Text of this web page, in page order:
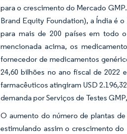
para o crescimento do Mercado
Brand Equity Foundation), a Índia é
para mais de 200 países em todo
mencionada acima, os
fornecedor de medicamentos
24,60 bilhões no ano fiscal de 2022
farmacêuticos atingiram USD
demanda por Serviços de Testes
O aumento do número de plantas
estimulando assim o crescimento do